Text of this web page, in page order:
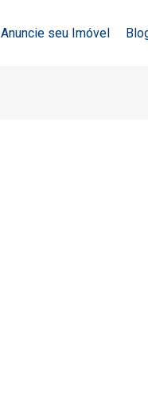
Anuncie seu Imóvel